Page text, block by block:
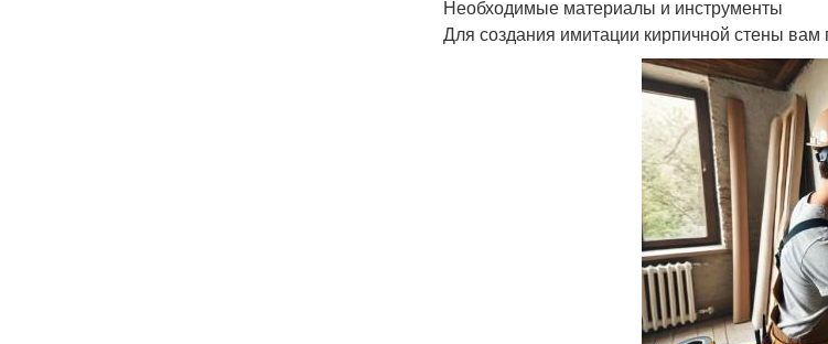
Необходимые материалы и инструменты
Для создания имитации кирпичной стены